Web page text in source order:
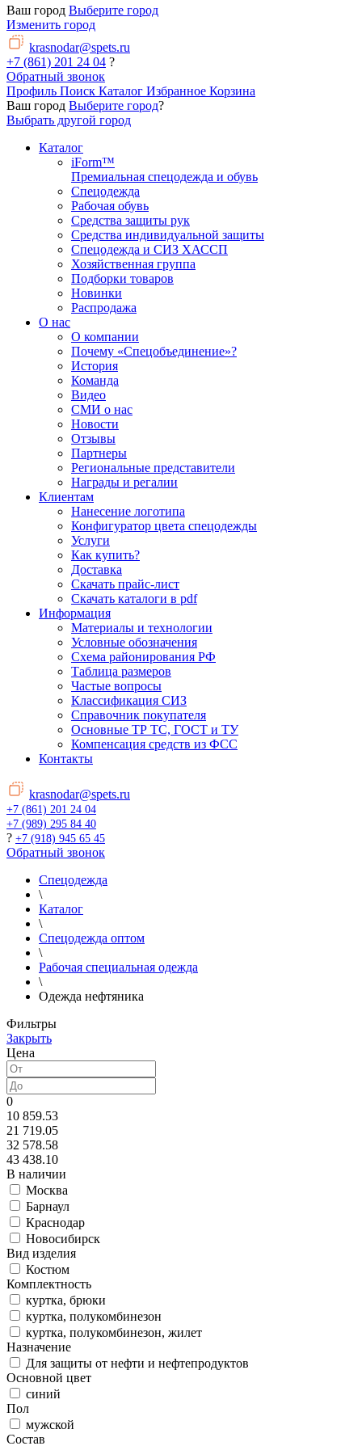
Ваш город Выберите город
Изменить город
krasnodar@spets.ru
+7 (861) 201 24 04 ?
Обратный звонок
Профиль Поиск Каталог Избранное Корзина
Ваш город Выберите город?
Выбрать другой город
Каталог
iForm™
Премиальная спецодежда и обувь
Спецодежда
Рабочая обувь
Средства защиты рук
Средства индивидуальной защиты
Спецодежда и СИЗ ХАССП
Хозяйственная группа
Подборки товаров
Новинки
Распродажа
О нас
О компании
Почему «Спецобъединение»?
История
Команда
Видео
СМИ о нас
Новости
Отзывы
Партнеры
Региональные представители
Награды и регалии
Клиентам
Нанесение логотипа
Конфигуратор цвета спецодежды
Услуги
Как купить?
Доставка
Скачать прайс-лист
Скачать каталоги в pdf
Информация
Материалы и технологии
Условные обозначения
Схема районирования РФ
Таблица размеров
Частые вопросы
Классификация СИЗ
Справочник покупателя
Основные ТР ТС, ГОСТ и ТУ
Компенсация средств из ФСС
Контакты
krasnodar@spets.ru
+7 (861) 201 24 04
+7 (989) 295 84 40
? +7 (918) 945 65 45
Обратный звонок
Спецодежда
\
Каталог
\
Спецодежда оптом
\
Рабочая специальная одежда
\
Одежда нефтяника
Фильтры
Закрыть
Цена
0
10 859.53
21 719.05
32 578.58
43 438.10
В наличии
Москва
Барнаул
Краснодар
Новосибирск
Вид изделия
Костюм
Комплектность
куртка, брюки
куртка, полукомбинезон
куртка, полукомбинезон, жилет
Назначение
Для защиты от нефти и нефтепродуктов
Основной цвет
синий
Пол
мужской
Состав